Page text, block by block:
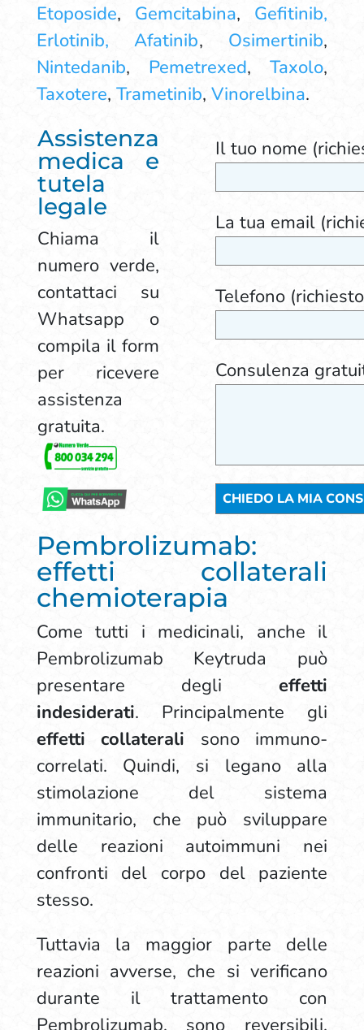
Etoposide, Gemcitabina, Gefitinib,
Erlotinib, Afatinib, Osimertinib,
Nintedanib, Pemetrexed,Taxolo,
Taxotere, Trametinib, Vinorelbina.
Assistenza
medica e
tutela
legale
Chiama il
numero verde,
contattaci su
Whatsapp o
compila il form
per ricevere
assistenza
gratuita.
Il tuo nome
La tua email
Telefono
Consulenza
Pembrolizumab:
effetti collaterali
chemioterapia
Come tutti i medicinali, anche il
Pembrolizumab Keytruda può
presentare deglieffetti
indesiderati. Principalmente gli
effetti collaterali sono immuno-
correlati. Quindi, si legano alla
stimolazione del sistema
immunitario, che può sviluppare
delle reazioni autoimmuni nei
confronti del corpo del paziente
stesso.
Tuttavia la maggior parte delle
reazioni avverse, che si verificano
durante il trattamento con
Pembrolizumab, sono reversibili.